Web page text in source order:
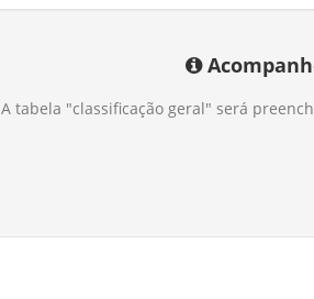
A tabela "classificação geral" será